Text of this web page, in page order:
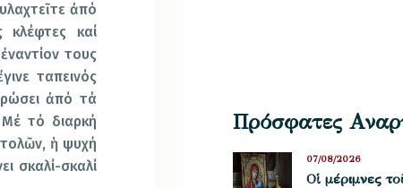
ἀπό
καί
τους
ταπεινός
ἀπό τά
τό διαρκή
ἡ ψυχή
σκαλί-σκαλί
Πρόσφατες
Οἱ μέριμνες
07/08/2026